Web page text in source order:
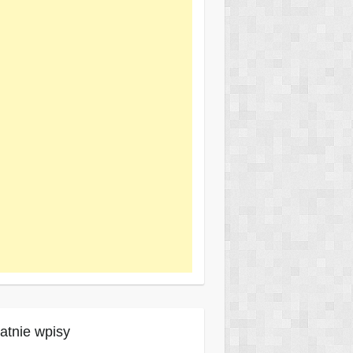
wpisy